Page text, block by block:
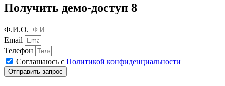
Получить демо-доступ 8
Ф.И.О.
Email
Телефон
Соглашаюсь с Политикой конфиденциальности
Отправить запрос